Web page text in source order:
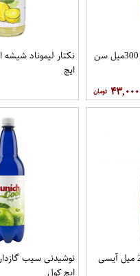
اسموتی سیب و دارچین 300میل سن
۴۳,۰۰۰
ایچ
نوشیدنی تونیک واتر 250 میل آیسی
ایچ کول